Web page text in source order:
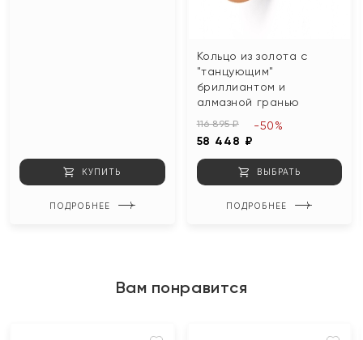
КУПИТЬ
ПОДРОБНЕЕ
Кольцо из золота с
"танцующим"
бриллиантом и
алмазной гранью
116 895 ₽
58 448 ₽
-50%
ВЫБРАТЬ
ПОДРОБНЕЕ
Вам понравится